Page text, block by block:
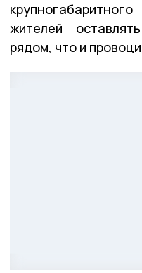
жителей
рядом, что и